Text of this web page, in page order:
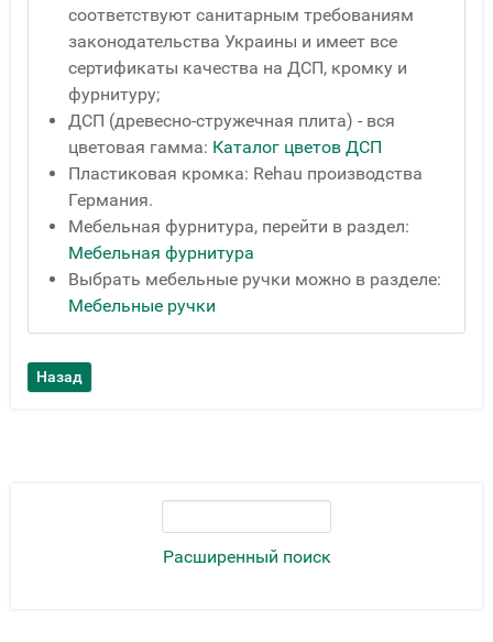
Расширенный поиск
соответствуют санитарным требованиям
законодательства Украины и имеет все
сертификаты качества на ДСП, кромку и
фурнитуру;
ДСП (древесно-стружечная плита) - вся
цветовая гамма: Каталог цветов ДСП
Пластиковая кромка: Rehau производства
Германия.
Мебельная фурнитура, перейти в раздел:
Мебельная фурнитура
Выбрать мебельные ручки можно в разделе:
Мебельные ручки